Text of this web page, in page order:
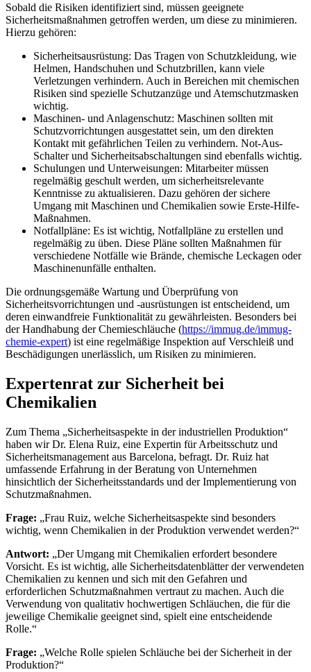
Sobald die Risiken identifiziert sind, müssen geeignete
Sicherheitsmaßnahmen getroffen werden, um diese zu minimieren.
Hierzu gehören:
Sicherheitsausrüstung: Das Tragen von Schutzkleidung, wie
Helmen, Handschuhen und Schutzbrillen, kann viele
Verletzungen verhindern. Auch in Bereichen mit chemischen
Risiken sind spezielle Schutzanzüge und Atemschutzmasken
wichtig.
Maschinen- und Anlagenschutz: Maschinen sollten mit
Schutzvorrichtungen ausgestattet sein, um den direkten
Kontakt mit gefährlichen Teilen zu verhindern. Not-Aus-
Schalter und Sicherheitsabschaltungen sind ebenfalls wichtig.
Schulungen und Unterweisungen: Mitarbeiter müssen
regelmäßig geschult werden, um sicherheitsrelevante
Kenntnisse zu aktualisieren. Dazu gehören der sichere
Umgang mit Maschinen und Chemikalien sowie Erste-Hilfe-
Maßnahmen.
Notfallpläne: Es ist wichtig, Notfallpläne zu erstellen und
regelmäßig zu üben. Diese Pläne sollten Maßnahmen für
verschiedene Notfälle wie Brände, chemische Leckagen oder
Maschinenunfälle enthalten.
Die ordnungsgemäße Wartung und Überprüfung von
Sicherheitsvorrichtungen und -ausrüstungen ist entscheidend, um
deren einwandfreie Funktionalität zu gewährleisten. Besonders bei
der Handhabung der Chemieschläuche (https://immug.de/immug-
chemie-expert) ist eine regelmäßige Inspektion auf Verschleiß und
Beschädigungen unerlässlich, um Risiken zu minimieren.
Expertenrat zur Sicherheit bei
Chemikalien
Zum Thema „Sicherheitsaspekte in der industriellen Produktion“
haben wir Dr. Elena Ruiz, eine Expertin für Arbeitsschutz und
Sicherheitsmanagement aus Barcelona, befragt. Dr. Ruiz hat
umfassende Erfahrung in der Beratung von Unternehmen
hinsichtlich der Sicherheitsstandards und der Implementierung von
Schutzmaßnahmen.
Frage: „Frau Ruiz, welche Sicherheitsaspekte sind besonders
wichtig, wenn Chemikalien in der Produktion verwendet werden?“
Antwort: „Der Umgang mit Chemikalien erfordert besondere
Vorsicht. Es ist wichtig, alle Sicherheitsdatenblätter der verwendeten
Chemikalien zu kennen und sich mit den Gefahren und
erforderlichen Schutzmaßnahmen vertraut zu machen. Auch die
Verwendung von qualitativ hochwertigen Schläuchen, die für die
jeweilige Chemikalie geeignet sind, spielt eine entscheidende
Rolle.“
Frage: „Welche Rolle spielen Schläuche bei der Sicherheit in der
Produktion?“